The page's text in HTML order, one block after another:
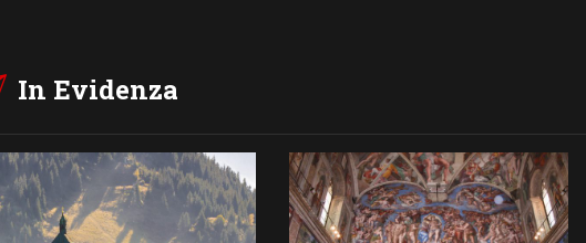
In Evidenza